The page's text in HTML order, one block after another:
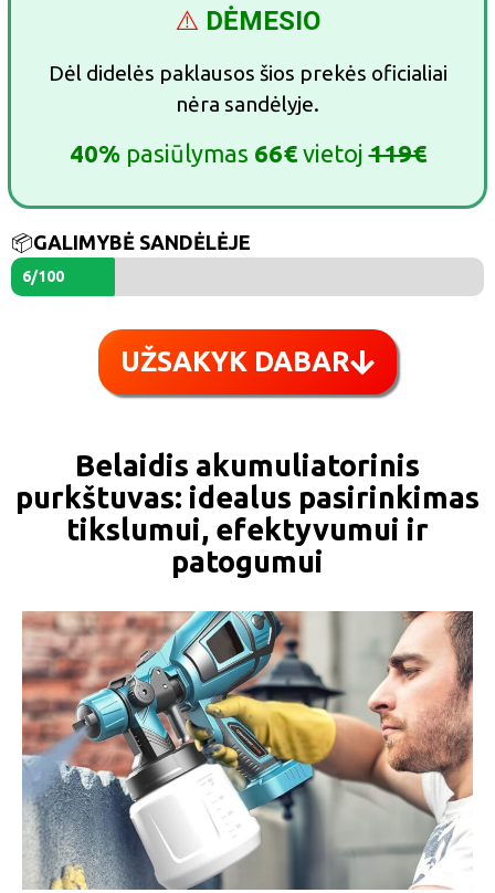
⚠️ DĖMESIO
Dėl didelės paklausos šios prekės oficialiai
nėra sandėlyje.
40%pasiūlymas 66€vietoj119€
📦GALIMYBĖ SANDĖLĖJE
6/100
UŽSAKYK DABAR
Belaidis akumuliatorinis
purkštuvas: idealus pasirinkimas
tikslumui, efektyvumui ir
patogumui